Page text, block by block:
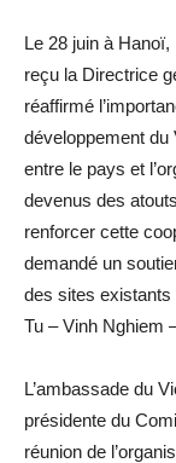
Le 28 juin à
reçu la Directrice
réaffirmé
développement du
entre le pays et
devenus des
renforcer cette
demandé un
des sites existants
Tu – Vinh Nghiem
L’ambassade du
présidente du
réunion de